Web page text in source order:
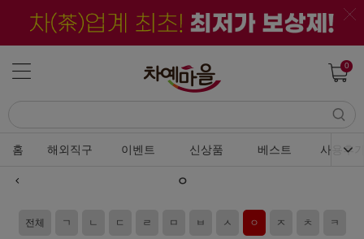
0
홈 해외직구 이벤트 신상품 베스트 사용후
ㅇ
전체 ㄱ ㄴ ㄷ ㄹ ㅁ ㅂ ㅅ ㅇ ㅈ ㅊ ㅋ